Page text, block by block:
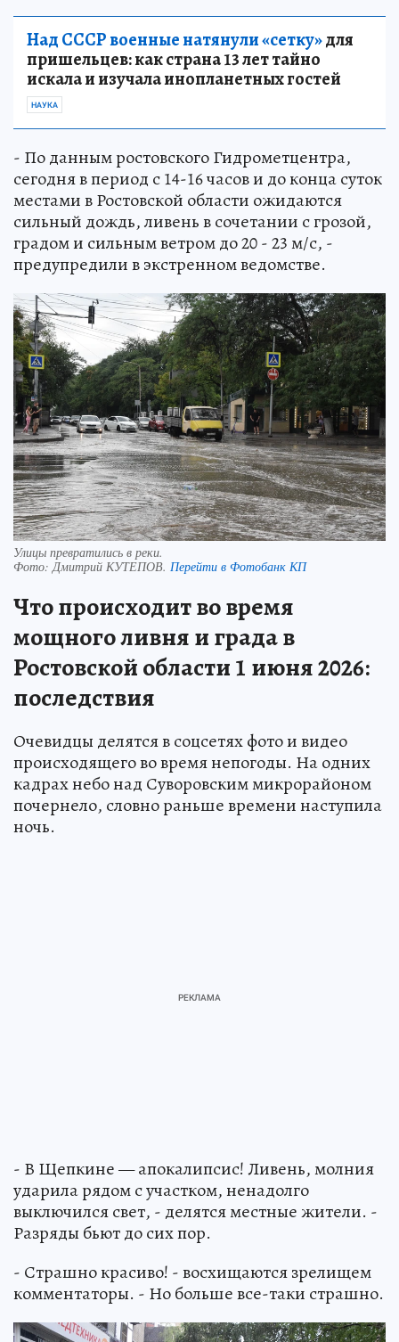
Над СССР военные натянули «сетку»для
пришельцев: как страна 13 лет тайно
искала и изучала инопланетных гостей
НАУКА
- По данным ростовского Гидрометцентра,
сегодня в период с 14-16 часов и до конца суток
местами в Ростовской области ожидаются
сильный дождь, ливень в сочетании с грозой,
градом и сильным ветром до 20 - 23 м/с, -
предупредили в экстренном ведомстве.
Улицы превратились в реки.
Фото:Дмитрий КУТЕПОВ. Перейти в Фотобанк КП
Что происходит во время
мощного ливня и града в
Ростовской области 1 июня 2026:
последствия
Очевидцы делятся в соцсетях фото и видео
происходящего во время непогоды. На одних
кадрах небо над Суворовским микрорайоном
почернело, словно раньше времени наступила
ночь.
- В Щепкине — апокалипсис! Ливень, молния
ударила рядом с участком, ненадолго
выключился свет, - делятся местные жители. -
Разряды бьют до сих пор.
- Страшно красиво! - восхищаются зрелищем
комментаторы. - Но больше все-таки страшно.